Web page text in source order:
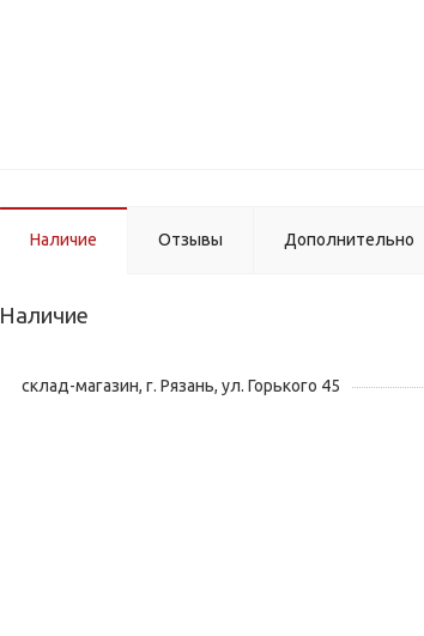
Наличие Отзывы Дополнительно
Наличие
склад-магазин, г. Рязань, ул. Горького 45